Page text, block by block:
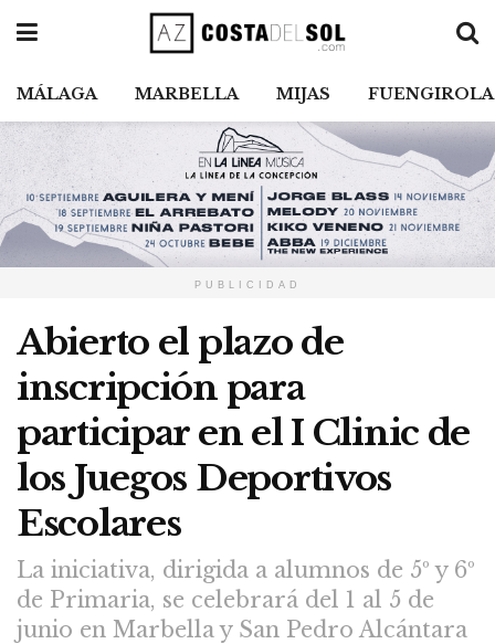
MÁLAGA MARBELLA MIJAS FUENGIROLA
PUBLICIDAD
Abierto el plazo de
inscripción para
participar en el I Clinic de
los Juegos Deportivos
Escolares
La iniciativa, dirigida a alumnos de 5º y 6º
de Primaria, se celebrará del 1 al 5 de
junio en Marbella y San Pedro Alcántara